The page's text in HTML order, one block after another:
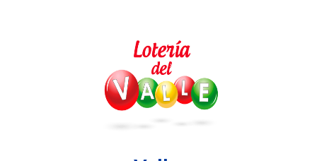
Lotería de Bogotá
Lotería de Risaralda
Lotería de Medellín